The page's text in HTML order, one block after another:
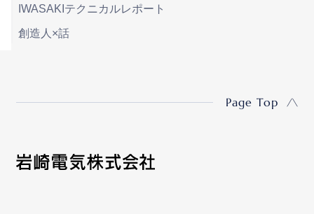
IWASAKIテクニカルレポート
創造人×話
Page Top